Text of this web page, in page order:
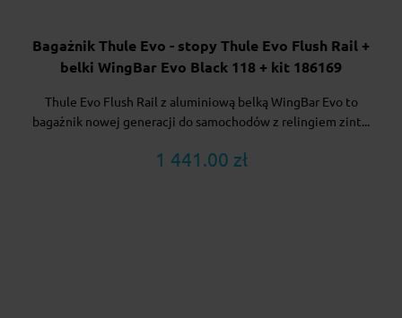
Bagażnik Thule Evo - stopy Thule Evo Flush Rail +
belki WingBar Evo Black 118 + kit 186169
Thule Evo Flush Rail z aluminiową belką WingBar Evo to
bagażnik nowej generacji do samochodów z relingiem zint...
1 441.00 zł